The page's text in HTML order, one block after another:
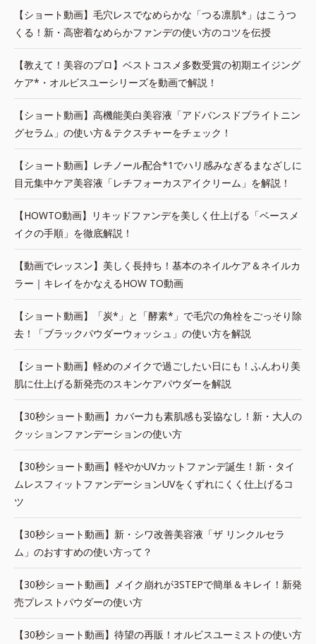
【ショート動画】毛穴レスでなめらかな「つる凛肌*」はこうつ
くる！新・高密着なめらかファンデの使い方のコツを伝授
【教えて！美容のプロ】ベストコスメ多数受賞の初期エイジング
ケア*・オルビスユーシリーズを動画で解説！
【ショート動画】高機能美白美容液「アドバンスドブライトニン
グセラム」の使い方＆テクスチャーをチェック！
【ショート動画】レチノール配合*1でハリ感みなぎるまなざしに
目元集中ケア美容液「レチフォーカスアイクリーム」を解説！
【HOWTO動画】リキッドファンデを美しく仕上げる「ベースメ
イクの手順」を徹底解説！
【動画でレッスン】美しく長持ち！基本のネイルケア＆ネイルカ
ラー｜キレイをかなえるHOW TO動画
【ショート動画】「炭*」と「酵素*」で毛穴の角栓をごっそり除
去！「ブラックパウダーウォッシュ」の使い方を解説
【ショート動画】軽めのメイクで過ごしたい日にも！ふんわり美
肌に仕上げる新発売のスキンケアパウダーを解説
【30秒ショート動画】カバー力も素肌感も妥協なし！新・大人の
クッションファンデーションの使い方
【30秒ショート動画】軽やかUVカットファンデ誕生！新・タイ
ムレスフィットファンデーションUVをくずれにくく仕上げるコ
ツ
【30秒ショート動画】新・シワ改善美容液「ザ リンクルセラ
ム」のおすすめの使い方って？
【30秒ショート動画】メイク崩れが3STEPで簡単＆キレイ！新発
売プレストパウダーの使い方
【30秒ショート動画】待望の再販！オルビスユーミストの使い方